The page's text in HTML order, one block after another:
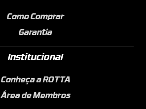
Como Comprar
Garantia
Institucional
Conheça a ROTTA
Área de Membros